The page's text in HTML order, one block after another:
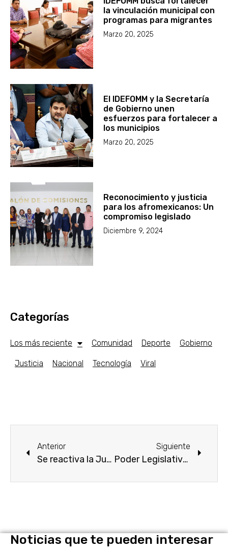
la vinculación municipal con
programas para migrantes
Marzo 20, 2025
El IDEFOMM y la Secretaría
de Gobierno unen
esfuerzos para fortalecer a
los municipios
Marzo 20, 2025
Reconocimiento y justicia
para los afromexicanos: Un
compromiso legislado
Diciembre 9, 2024
Categorías
Los más reciente Comunidad Deporte Gobierno
Justicia Nacional Tecnología Viral
Anterior
Se reactiva la Junta Política y de Gobierno del Congreso Del Estado
Siguiente
Poder Legislativo y DIF impulsan labor para beneficiar a las comunidades más vulnerables
Noticias que te pueden interesar